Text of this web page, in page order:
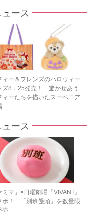
ース
ィー＆フレンズのハロウィー
ズ8．25発売！ 驚かせあう
ィーたちを描いたスーベニア
ース
ミマ」×日曜劇場『VIVANT』
ボ！ 「別班饅頭」を数量限
売